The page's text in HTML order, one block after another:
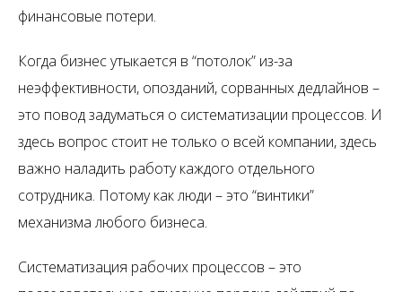
финансовые потери.
Когда бизнес утыкается в “потолок” из-за
неэффективности, опозданий, сорванных дедлайнов –
это повод задуматься о систематизации процессов. И
здесь вопрос стоит не только о всей компании, здесь
важно наладить работу каждого отдельного
сотрудника. Потому как люди – это “винтики”
механизма любого бизнеса.
Систематизация рабочих процессов – это